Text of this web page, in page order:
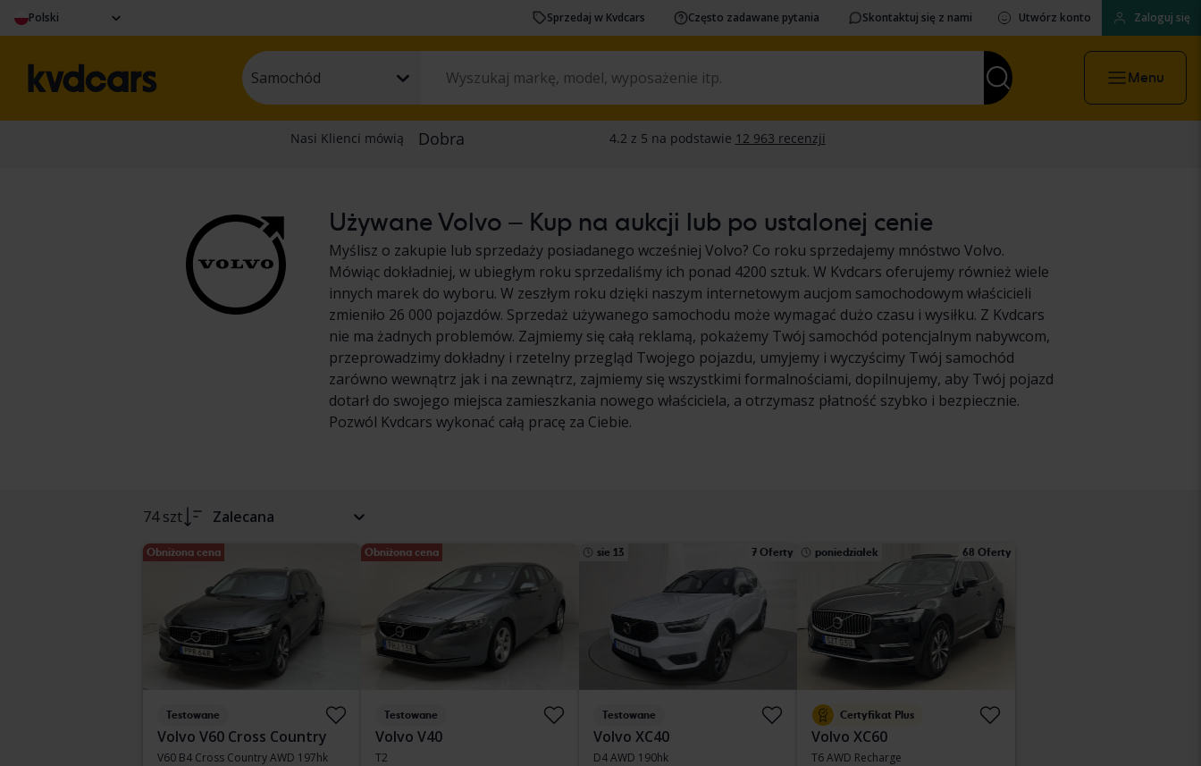
Polski Sprzedaj w Kvdcars Często zadawane pytania Skontaktuj się z nami Utwórz konto Zaloguj się
Samochód Menu
Używane Volvo – Kup na aukcji lub po ustalonej cenie
Myślisz o zakupie lub sprzedaży posiadanego wcześniej Volvo? Co roku sprzedajemy mnóstwo Volvo.
Mówiąc dokładniej, w ubiegłym roku sprzedaliśmy ich ponad 4200 sztuk. W Kvdcars oferujemy również wiele
innych marek do wyboru. W zeszłym roku dzięki naszym internetowym aucjom samochodowym właścicieli
zmieniło 26 000 pojazdów. Sprzedaż używanego samochodu może wymagać dużo czasu i wysiłku. Z Kvdcars
nie ma żadnych problemów. Zajmiemy się całą reklamą, pokażemy Twój samochód potencjalnym nabywcom,
przeprowadzimy dokładny i rzetelny przegląd Twojego pojazdu, umyjemy i wyczyścimy Twój samochód
zarówno wewnątrz jak i na zewnątrz, zajmiemy się wszystkimi formalnościami, dopilnujemy, aby Twój pojazd
dotarł do swojego miejsca zamieszkania nowego właściciela, a otrzymasz płatność szybko i bezpiecznie.
Pozwól Kvdcars wykonać całą pracę za Ciebie.
74 szt Zalecana
Obniżona cena
Testowane
Volvo V60 Cross Country
V60 B4 Cross Country AWD 197hk
Obniżona cena
Testowane
Volvo V40
T2
sie 13 7 Oferty
Testowane
Volvo XC40
D4 AWD 190hk
poniedziałek 68 Oferty
Certyfikat Plus
Volvo XC60
T6 AWD Recharge